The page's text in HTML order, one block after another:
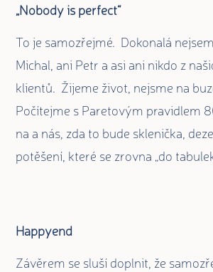
„Nobody is perfect“
To je samozřejmé. Dokonalá
Michal, ani Petr a asi ani nikdo z
klientů. Žijeme život, nejsme na
Počítejme s Paretovým pravidlem
na a nás, zda to bude sklenička,
potěšení, které se zrovna „do
Happyend
Závěrem se sluší doplnit, že